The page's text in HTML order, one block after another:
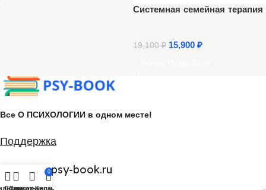
Системная семейная терапия
19,100₽ 15,900 ₽
Все О ПСИХОЛОГИИ в одном месте!
Поддержка
support@psy-book.ru
Сравнить
Список желаний
0
Корзина